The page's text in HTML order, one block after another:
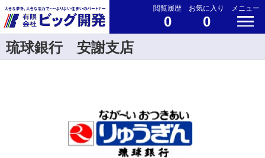
閲覧履歴
0
お気に入り
0
メニュー
琉球銀行 安謝支店